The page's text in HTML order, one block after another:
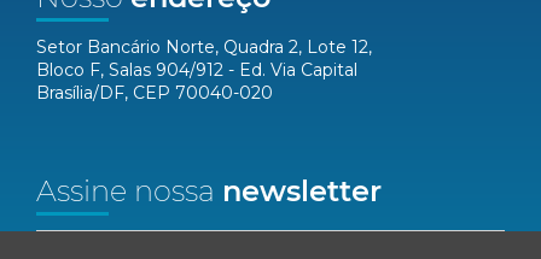
Setor Bancário Norte, Quadra 2, Lote 12,
Bloco F, Salas 904/912 - Ed. Via Capital
Brasília/DF, CEP 70040-020
Assine nossa newsletter